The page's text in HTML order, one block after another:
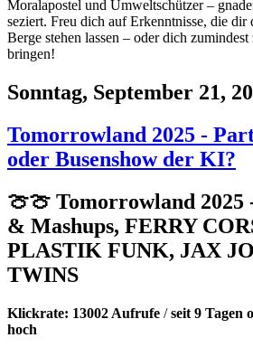
Moralapostel und Umweltschützer –
seziert. Freu dich auf Erkenntnisse, die dir
Berge stehen lassen – oder dich
bringen!
Sonntag, September 21,
Tomorrowland 2025 -
oder Busenshow der KI?
🍈🍈 Tomorrowland 2025
& Mashups, FERRY
PLASTIK FUNK, JAX
TWINS
Klickrate: 13002 Aufrufe /seit 9 Tagen
hoch